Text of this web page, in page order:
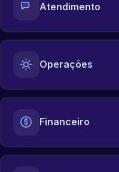
Atendimento
Operações
Financeiro